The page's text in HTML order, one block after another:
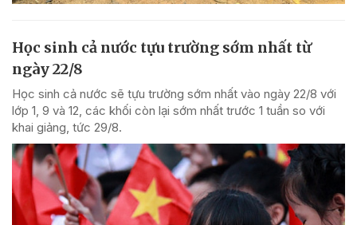
Học sinh cả nước tựu trường sớm nhất từ
ngày 22/8
Học sinh cả nước sẽ tựu trường sớm nhất vào ngày 22/8 với
lớp 1, 9 và 12, các khối còn lại sớm nhất trước 1 tuần so với
khai giảng, tức 29/8.